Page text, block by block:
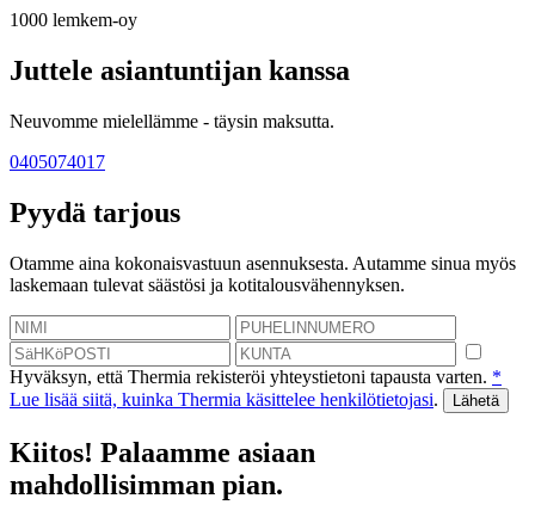
1000 lemkem-oy
Juttele asiantuntijan kanssa
Neuvomme mielellämme - täysin maksutta.
0405074017
Pyydä tarjous
Otamme aina kokonaisvastuun asennuksesta. Autamme sinua myös
laskemaan tulevat säästösi ja kotitalousvähennyksen.
Hyväksyn, että Thermia rekisteröi yhteystietoni tapausta varten. *
Lue lisää siitä, kuinka Thermia käsittelee henkilötietojasi.
Kiitos! Palaamme asiaan
mahdollisimman pian.